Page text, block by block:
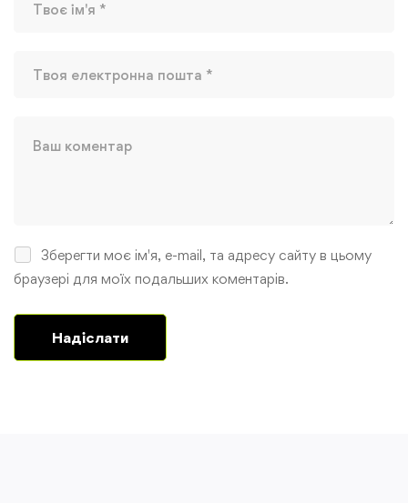
Зберегти моє ім'я, e-mail, та адресу сайту в цьому
браузері для моїх подальших коментарів.